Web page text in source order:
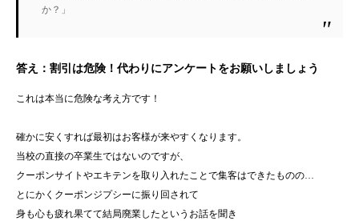
か？」
答え： 割引は危険！代わりにアンケートをお願いしましょう
これは本当に危険な考え方です！
確かに安くすれば最初はお客様が来やすくなります。
当校の直接の卒業生ではないのですが、
クーポンサイトやエキテンを取り入れたことで集客はできたものの…
とにかくクーポンジプシーに振り回されて
身も心も疲れ果てて結局廃業したというお話を聞き